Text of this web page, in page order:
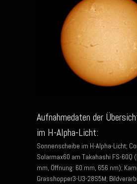
Aufnahmedaten der
im H-Alpha-Licht:
Sonnenscheibe im H-Alpha-Licht;
Solarmax60 am Takahashi FS-60Q
mm, Öffnung: 60 mm, 656 nm);
Grasshopper3-U3-28S5M;